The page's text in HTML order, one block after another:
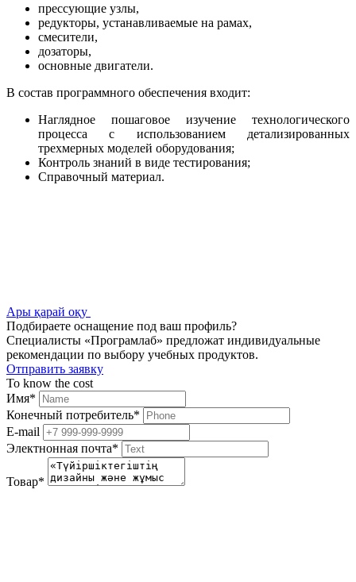
прессующие узлы,
редукторы, устанавливаемые на рамах,
смесители,
дозаторы,
основные двигатели.
В состав программного обеспечения входит:
Наглядное пошаговое изучение технологического
процесса с использованием детализированных
трехмерных моделей оборудования;
Контроль знаний в виде тестирования;
Справочный материал.
Ары қарай оқу
Подбираете оснащение под ваш профиль?
Специалисты «Програмлаб» предложат индивидуальные
рекомендации по выбору учебных продуктов.
Отправить заявку
To know the cost
Имя*
Конечный потребитель*
E-mail
Электнонная почта*
Товар*